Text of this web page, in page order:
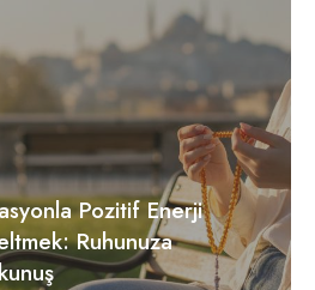
Pozitif Enerji
Ruhunuza